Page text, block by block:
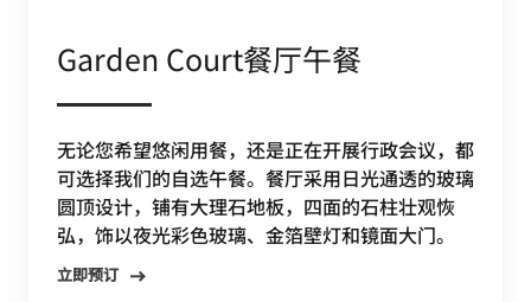
Garden Court餐厅午餐
无论您希望悠闲用餐，还是正在开展行政会议，都
可选择我们的自选午餐。餐厅采用日光通透的玻璃
圆顶设计，铺有大理石地板，四面的石柱壮观恢
弘，饰以夜光彩色玻璃、金箔壁灯和镜面大门。
立即预订